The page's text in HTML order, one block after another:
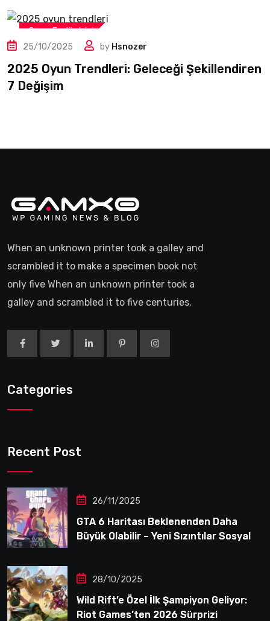
Oyun Endüstrisi
25/10/2025 by Hsnozer
2025 Oyun Trendleri: Geleceği Şekillendiren
7 Değişim
When an unknown printer took a galley and
scrambled it to make a specimen book not
only five When an unknown printer took a
galley and scrambled it to five centuries.
Categories
Recent Post
26/11/2025
GTA 6 Haritası Beklenenden Daha
Büyük Olabilir – Yeni Sızıntılar Sosyal
28/10/2025
Wild Rift’e Özel İlk Şampiyon Geliyor:
Riot Games’ten 2026 Sürprizi